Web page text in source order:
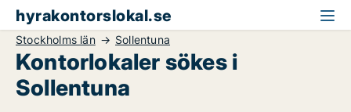
hyrakontorslokal.se
Stockholms län Sollentuna
Kontorlokaler sökes i
Sollentuna